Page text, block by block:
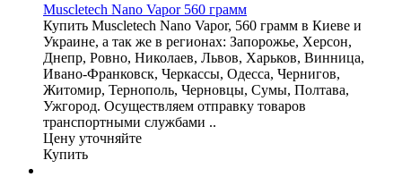
Muscletech Nano Vapor 560 грамм
Купить Muscletech Nano Vapor, 560 грамм в Киеве и
Украине, а так же в регионах: Запорожье, Херсон,
Днепр, Ровно, Николаев, Львов, Харьков, Винница,
Ивано-Франковск, Черкассы, Одесса, Чернигов,
Житомир, Тернополь, Черновцы, Сумы, Полтава,
Ужгород. Осуществляем отправку товаров
транспортными службами ..
Цену уточняйте
Купить